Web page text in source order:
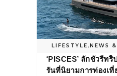
LIFESTYLE,NEWS
‘PISCES’ ลักชัวรีท
รันที่นิยามการท่องเที่